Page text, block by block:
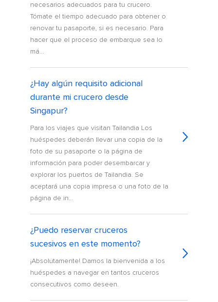
necesarios adecuados para tu crucero.
Tómate el tiempo adecuado para obtener o
renovar tu pasaporte, si es necesario. Para
hacer que el proceso de embarque sea lo
má...
¿Hay algún requisito adicional
durante mi crucero desde
Singapur?
Para los viajes que visitan Tailandia Los
huéspedes deberán llevar una copia de la
foto de su pasaporte o la página de
información para poder desembarcar y
explorar los puertos de Tailandia. Se
aceptará una copia impresa o una foto de la
página de in...
¿Puedo reservar cruceros
sucesivos en este momento?
¡Absolutamente! Damos la bienvenida a los
huéspedes a navegar en tantos cruceros
consecutivos como deseen.